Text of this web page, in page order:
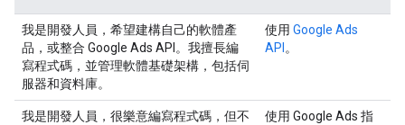
我是開發人員，希望建構自己的軟體產
品，或整合 Google Ads API。我擅長編
寫程式碼，並管理軟體基礎架構，包括伺
服器和資料庫。
使用 Google Ads
API 。
我是開發人員，很樂意編寫程式碼，但不
使用 Google Ads 指